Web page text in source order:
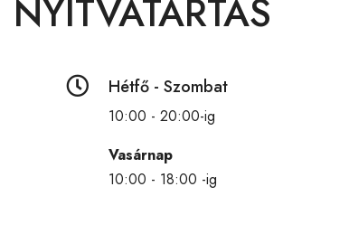
NYITVATARTÁS
 Hétfő - Szombat
10:00 - 20:00-ig
Vasárnap
10:00 - 18:00 -ig